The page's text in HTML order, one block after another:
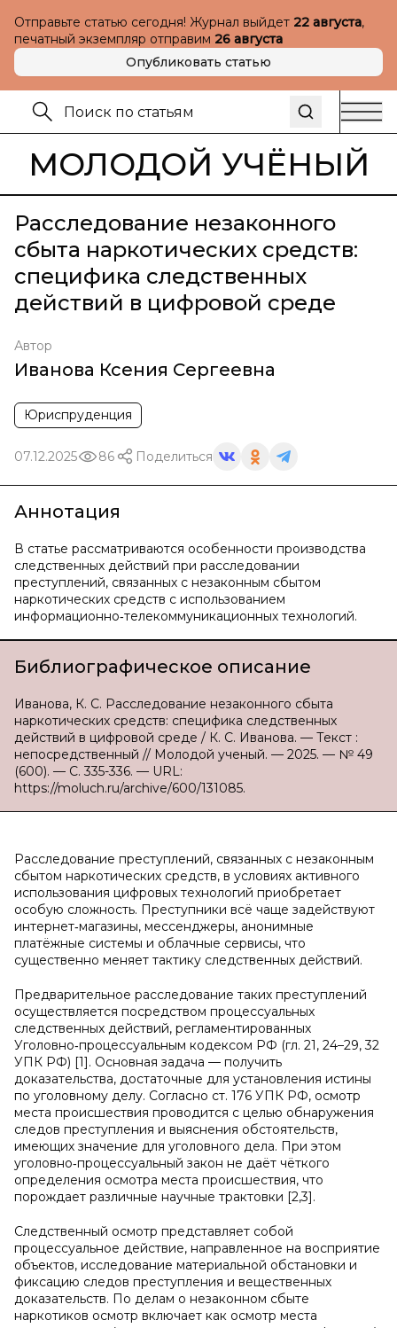
Отправьте статью сегодня! Журнал выйдет 22 августа,
печатный экземпляр отправим 26 августа
Опубликовать статью
МОЛОДОЙ УЧЁНЫЙ
Расследование незаконного
сбыта наркотических средств:
специфика следственных
действий в цифровой среде
Автор
Иванова Ксения Сергеевна
Юриспруденция
07.12.2025 86 Поделиться
Аннотация
В статье рассматриваются особенности производства
следственных действий при расследовании
преступлений, связанных с незаконным сбытом
наркотических средств с использованием
информационно‑телекоммуникационных технологий.
Библиографическое описание
Иванова, К. С. Расследование незаконного сбыта
наркотических средств: специфика следственных
действий в цифровой среде / К. С. Иванова. — Текст :
непосредственный // Молодой ученый. — 2025. — № 49
(600). — С. 335-336. — URL:
https://moluch.ru/archive/600/131085.
Расследование преступлений, связанных с незаконным
сбытом наркотических средств, в условиях активного
использования цифровых технологий приобретает
особую сложность. Преступники всё чаще задействуют
интернет‑магазины, мессенджеры, анонимные
платёжные системы и облачные сервисы, что
существенно меняет тактику следственных действий.
Предварительное расследование таких преступлений
осуществляется посредством процессуальных
следственных действий, регламентированных
Уголовно‑процессуальным кодексом РФ (гл. 21, 24–29, 32
УПК РФ) [1]. Основная задача — получить
доказательства, достаточные для установления истины
по уголовному делу. Согласно ст. 176 УПК РФ, осмотр
места происшествия проводится с целью обнаружения
следов преступления и выяснения обстоятельств,
имеющих значение для уголовного дела. При этом
уголовно‑процессуальный закон не даёт чёткого
определения осмотра места происшествия, что
порождает различные научные трактовки [2,3].
Следственный осмотр представляет собой
процессуальное действие, направленное на восприятие
объектов, исследование материальной обстановки и
фиксацию следов преступления и вещественных
доказательств. По делам о незаконном сбыте
наркотиков осмотр включает как осмотр места